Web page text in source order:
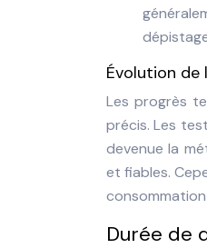
Évolution de
Les progrès
précis. Les
devenue la
et fiables.
Durée de